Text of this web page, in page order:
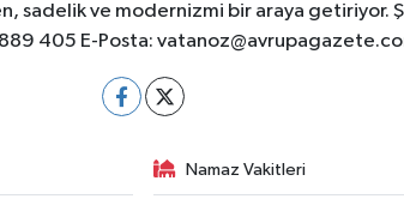
sadelik ve modernizmi bir araya getiriyor.
405 E-Posta:
Namaz Vakitleri